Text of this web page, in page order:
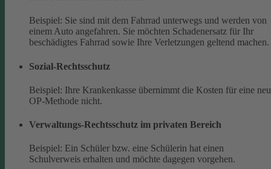
Beispiel: Sie sind mit dem Fahrrad unterwegs und werden von
einem Auto angefahren. Sie möchten Schadenersatz für Ihr
beschädigtes Fahrrad sowie Ihre Verletzungen geltend machen.
Sozial-Rechtsschutz
Beispiel: Ihre Krankenkasse übernimmt die Kosten für eine
OP-Methode nicht.
Verwaltungs-Rechtsschutz im privaten Bereich
Beispiel: Ein Schüler bzw. eine Schülerin hat einen
Schulverweis erhalten und möchte dagegen vorgehen.